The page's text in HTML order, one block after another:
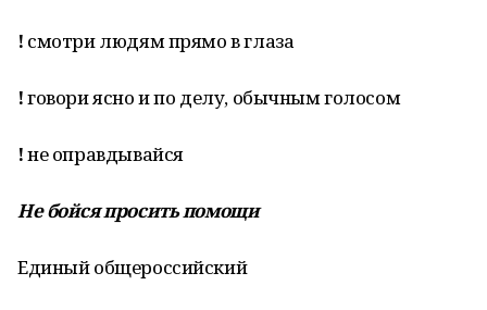
! смотри людям прямо в глаза
!говори ясно и по делу, обычным голосом
!не оправдывайся
Не бойся просить помощи
Единый общероссийский